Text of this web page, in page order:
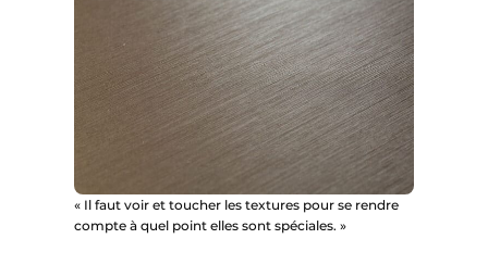
« Il faut voir et toucher les textures pour se rendre
compte à quel point elles sont spéciales. ​​​​​​​»